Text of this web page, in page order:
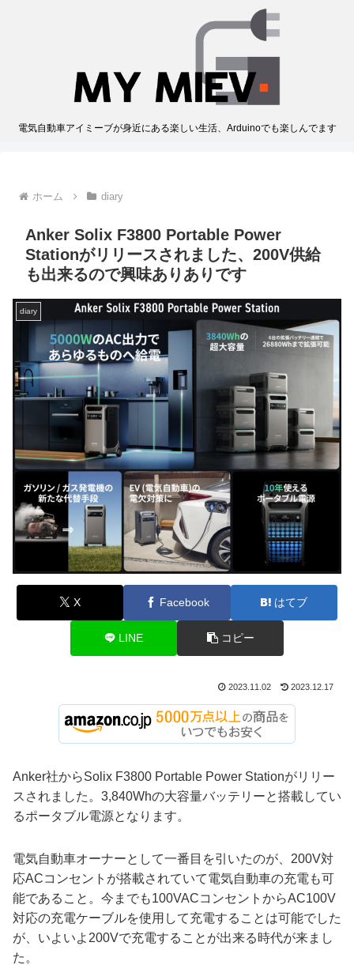
電気自動車アイミーブが身近にある楽しい生活、Arduinoでも楽しんでます
ホーム diary
Anker Solix F3800 Portable Power
Stationがリリースされました、200V供給
も出来るので興味ありありです
diary
X Facebook はてブ
LINE コピー
2023.11.02 2023.12.17
Anker社からSolix F3800 Portable Power Stationがリリー
スされました。3,840Whの大容量バッテリーと搭載してい
るポータブル電源となります。
電気自動車オーナーとして一番目を引いたのが、200V対
応ACコンセントが搭載されていて電気自動車の充電も可
能であること。今までも100VACコンセントからAC100V
対応の充電ケーブルを使用して充電することは可能でした
が、いよいよ200Vで充電することが出来る時代が来まし
た。